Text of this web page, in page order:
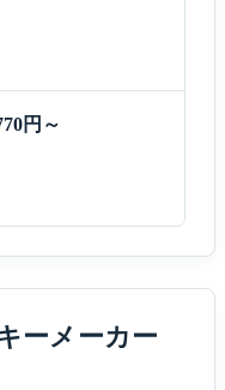
円～
ーメーカー